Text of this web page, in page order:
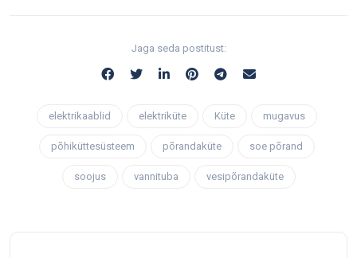
Jaga seda postitust:
elektrikaablid elektriküte Küte mugavus
põhiküttesüsteem põrandaküte soe põrand
soojus vannituba vesipõrandaküte